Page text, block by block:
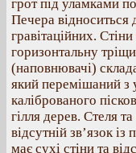
грот під уламками
Печера відноситься
гравітаційних.
горизонтальну
(наповнювачі)
який перемішаний з
каліброваного
гілля дерев. Стеля
відсутній зв’язок
має сухі стіни та